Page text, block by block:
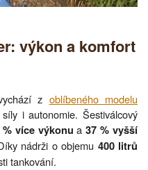
výkon a komfort
z oblíbeného modelu
i autonomie. Šestiválcový
% více výkonu a37 % vyšší
nádrži o objemu 400 litrů
tankování.